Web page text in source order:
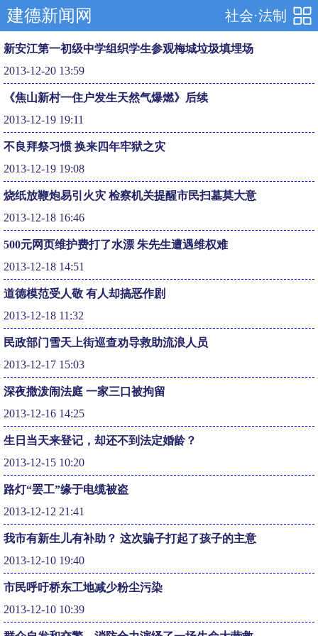
社会·法制
建德新闻网
新安江第一初级中学组织学生参观梅城垃圾填埋场
2013-12-20 13:59
《焦山新村一住户发生天然气爆燃》后续
2013-12-19 19:11
不良拜祭习惯 换来四年牢狱之灾
2013-12-19 19:08
烧纸放鞭炮易引火灾 检察机关提醒市民扫墓莫大意
2013-12-18 16:46
500元网页维护费打了水漂 朱先生遭遇维权难
2013-12-18 14:51
道德模范受人敬 有人却搞恶作剧
2013-12-18 11:32
民政部门雪天上街巡查劝导救助流浪人员
2013-12-17 15:03
深夜撒泼闹法庭 一家三口被拘留
2013-12-16 14:25
生日当天来登记，却还不到法定婚龄？
2013-12-15 10:20
路灯“罢工”缘于电缆被盗
2013-12-12 21:41
我市有新生儿有补助？ 这次骗子打起了孩子的主意
2013-12-10 19:40
市民呼吁桥东工地减少粉尘污染
2013-12-10 10:39